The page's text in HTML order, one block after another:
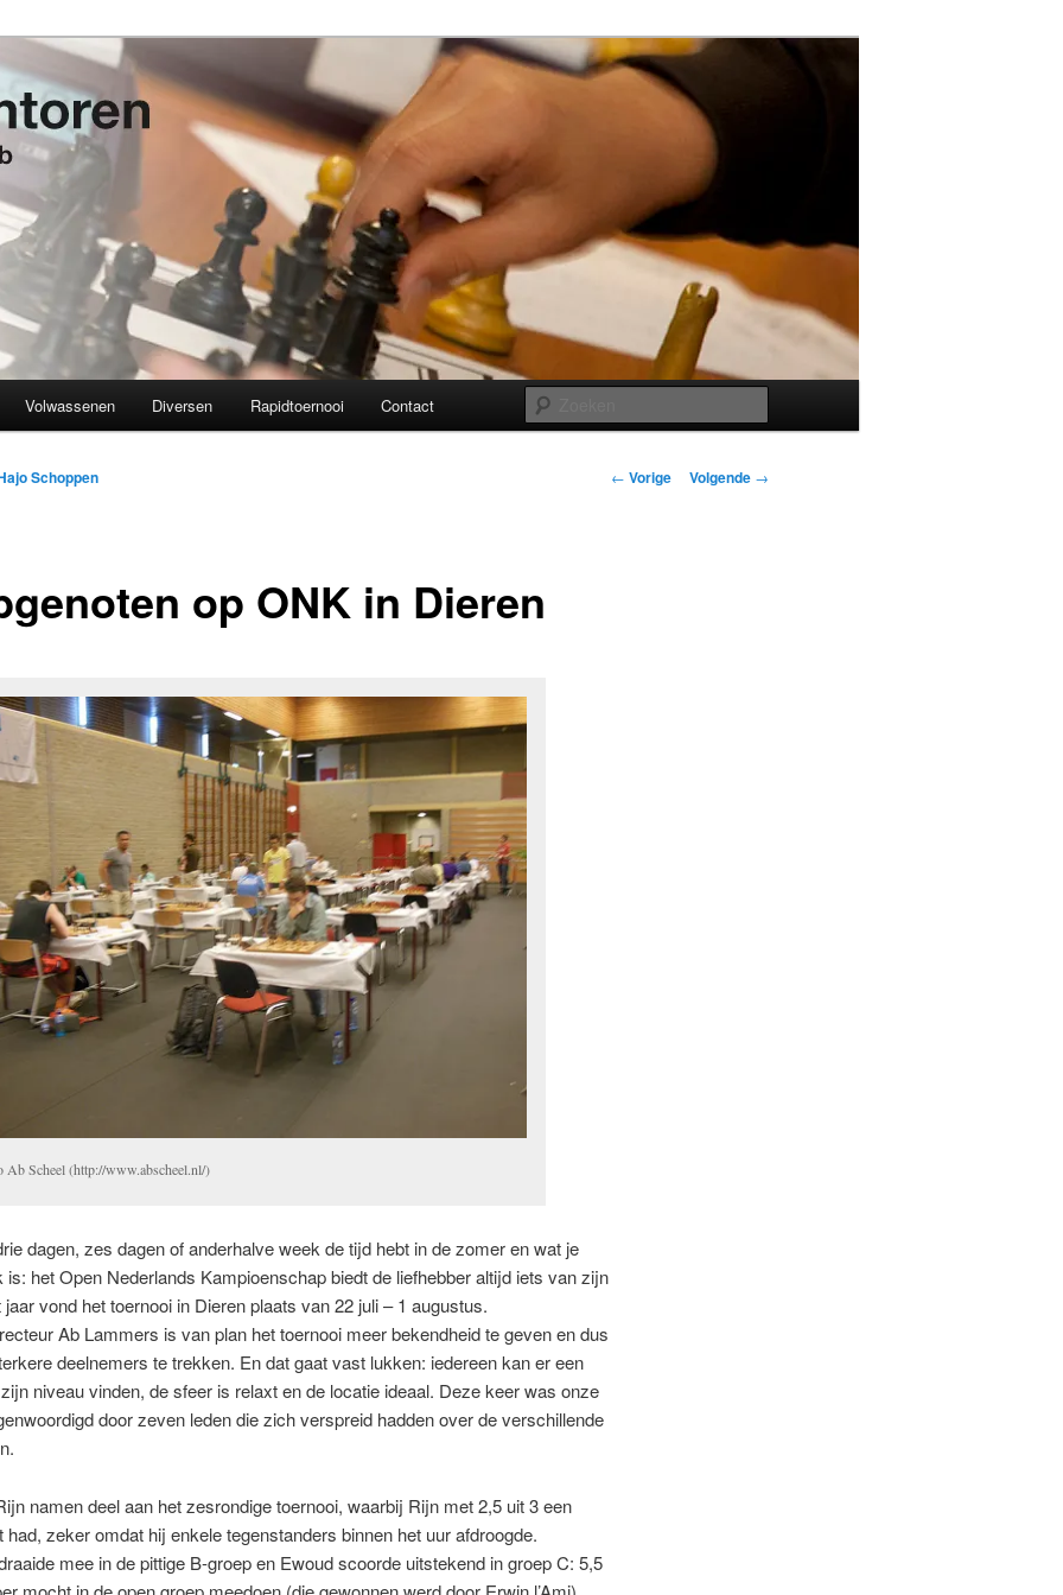
Volwassenen Diversen Rapidtoernooi Contact
Bericht
← Vorige Volgende →
op ONK in Dieren
Schoppen
Ab Scheel (http://www.abscheel.nl/)
dagen, zes dagen of anderhalve week de tijd hebt in de zomer en wat je
is: het Open Nederlands Kampioenschap biedt de liefhebber altijd iets van zijn
jaar vond het toernooi in Dieren plaats van 22 juli – 1 augustus.
Ab Lammers is van plan het toernooi meer bekendheid te geven en dus
deelnemers te trekken. En dat gaat vast lukken: iedereen kan er een
niveau vinden, de sfeer is relaxt en de locatie ideaal. Deze keer was onze
door zeven leden die zich verspreid hadden over de verschillende
namen deel aan het zesrondige toernooi, waarbij Rijn met 2,5 uit 3 een
had, zeker omdat hij enkele tegenstanders binnen het uur afdroogde.
mee in de pittige B-groep en Ewoud scoorde uitstekend in groep C: 5,5